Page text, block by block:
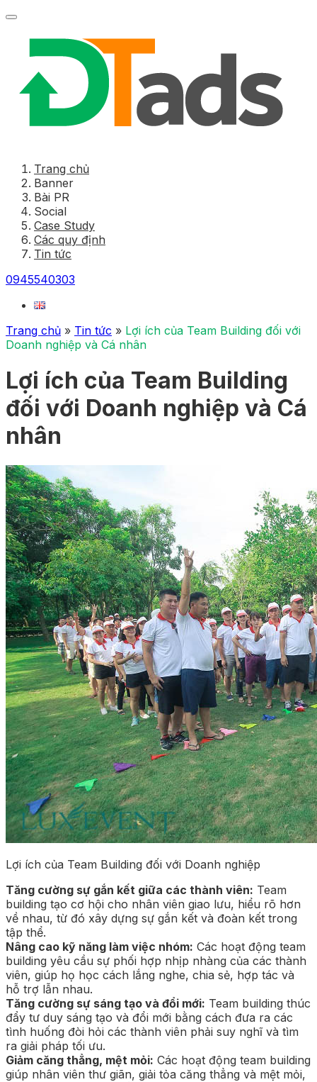
Trang chủ
Banner
Bài PR
Social
Case Study
Các quy định
Tin tức
0945540303
Trang chủ » Tin tức » Lợi ích của Team Building đối với
Doanh nghiệp và Cá nhân
Lợi ích của Team Building
đối với Doanh nghiệp và Cá
nhân
Lợi ích của Team Building đối với Doanh nghiệp
Tăng cường sự gắn kết giữa các thành viên: Team
building tạo cơ hội cho nhân viên giao lưu, hiểu rõ hơn
về nhau, từ đó xây dựng sự gắn kết và đoàn kết trong
tập thể.
Nâng cao kỹ năng làm việc nhóm: Các hoạt động team
building yêu cầu sự phối hợp nhịp nhàng của các thành
viên, giúp họ học cách lắng nghe, chia sẻ, hợp tác và
hỗ trợ lẫn nhau.
Tăng cường sự sáng tạo và đổi mới: Team building thúc
đẩy tư duy sáng tạo và đổi mới bằng cách đưa ra các
tình huống đòi hỏi các thành viên phải suy nghĩ và tìm
ra giải pháp tối ưu.
Giảm căng thẳng, mệt mỏi: Các hoạt động team building
giúp nhân viên thư giãn, giải tỏa căng thẳng và mệt mỏi,